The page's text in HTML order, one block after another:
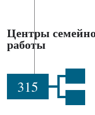
Центры
работы
315